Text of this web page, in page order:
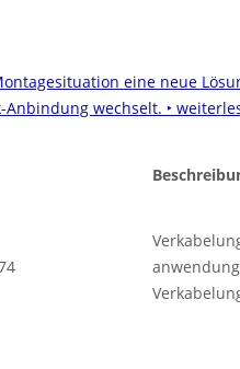
eine neue
Anbindung wechselt. ‣